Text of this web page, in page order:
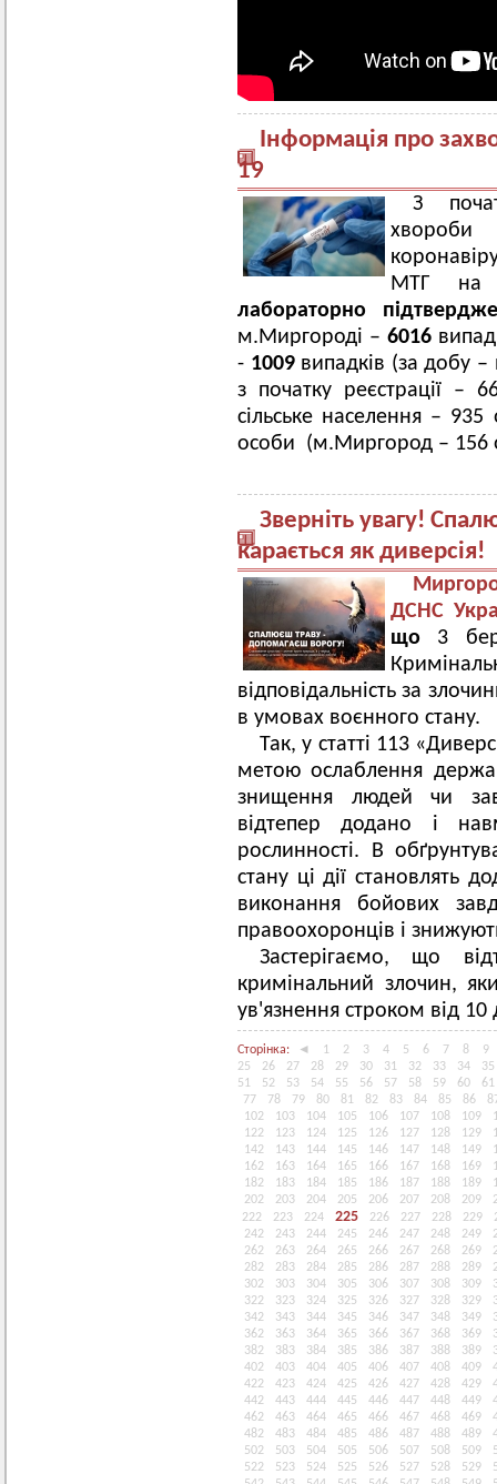
Інформація про
19
З
МТГ на
лабораторно
м.Миргороді – 6016
- 1009 випадків (за добу
з початку реєстрації –
сільське населення –
особи (м.Миргород – 156
Зверніть увагу!
карається як диверсія!
ДСНС
що 3
відповідальність за
в умовах воєнного стану.
Так, у статті 113
метою ослаблення
знищення людей чи
відтепер додано і
рослинності. В
стану ці дії становлять
виконання бойових
правоохоронців і
Застерігаємо, що
кримінальний злочин,
ув'язнення строком від 10
Сторінка: ◄ 1 2 3 4 5 6 7 8
9
25
26 27 28 29 30 31 32 33 34
35
51
52 53 54 55 56 57 58 59 60
61
77
78 79 80 81 82 83 84 85 86
102
103 104 105 106 107 108 109
122
123 124 125 126 127 128 129
142
143 144 145 146 147 148 149
162
163 164 165 166 167 168 169
182
183 184 185 186 187 188 189
202
203 204 205 206 207 208 209
222
223 224 225 226 227 228 229
242
243 244 245 246 247 248 249
262
263 264 265 266 267 268 269
282
283 284 285 286 287 288 289
302
303 304 305 306 307 308 309
322
323 324 325 326 327 328 329
342
343 344 345 346 347 348 349
362
363 364 365 366 367 368 369
382
383 384 385 386 387 388 389
402
403 404 405 406 407 408 409
422
423 424 425 426 427 428 429
442
443 444 445 446 447 448 449
462
463 464 465 466 467 468 469
482
483 484 485 486 487 488 489
502
503 504 505 506 507 508 509
522
523 524 525 526 527 528 529